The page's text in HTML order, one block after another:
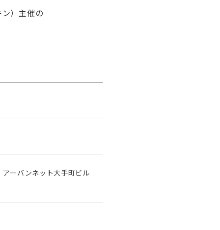
）主催の
ーバンネット大手町ビル